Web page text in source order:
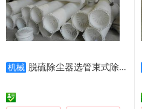
机械 脱硫除尘器选管束式除雾器、板式除雾器效果好，低排放